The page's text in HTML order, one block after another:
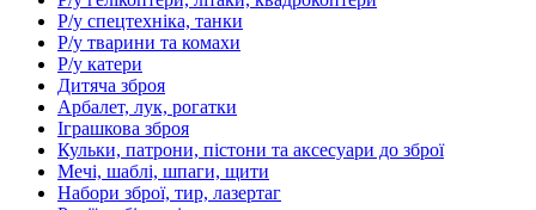
Р/у спецтехніка, танки
Р/у тварини та комахи
Р/у катери
Дитяча зброя
Арбалет, лук, рогатки
Іграшкова зброя
Кульки, патрони, пістони та аксесуари до зброї
Мечі, шаблі, шпаги, щити
Набори зброї, тир, лазертаг